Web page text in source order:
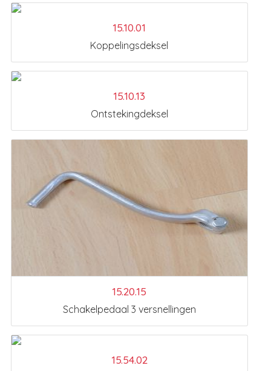
15.10.01
Koppelingsdeksel
15.10.13
Ontstekingdeksel
15.20.15
Schakelpedaal 3 versnellingen
15.54.02